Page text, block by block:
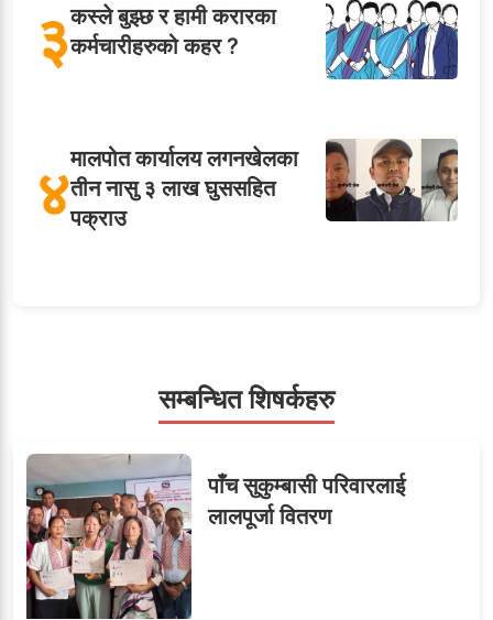
३कस्ले बुझ्छ र हामी करारका
कर्मचारीहरुको कहर ?
४मालपोत कार्यालय लगनखेलका
तीन नासु ३ लाख घुससहित
पक्राउ
६ सहसचिवमा प्रथम भएका
विजयकुमार शर्माको लोकसेवा
टिप्स
सम्बन्धित शिषर्कहरु
पाँच सुकुम्बासी परिवारलाई
लालपूर्जा वितरण